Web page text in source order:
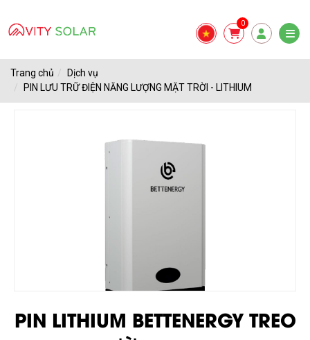
0
Trang chủ
Dịch vụ
PIN LƯU TRỮ ĐIỆN NĂNG LƯỢNG MẶT TRỜI - LITHIUM
PIN LITHIUM BETTENERGY TREO